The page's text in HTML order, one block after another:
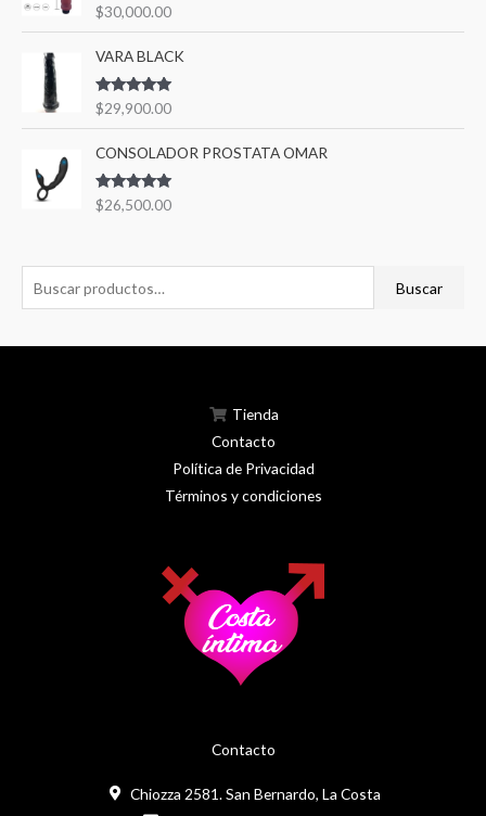
Valorado en
5.00de 5
$30,000.00
VARA BLACK
Valorado en
5.00de 5
$29,900.00
CONSOLADOR PROSTATA OMAR
Valorado en
5.00de 5
$26,500.00
Buscar
Contacto
Chiozza 2581. San Bernardo, La Costa
Tienda
Contacto
Política de Privacidad
Términos y condiciones